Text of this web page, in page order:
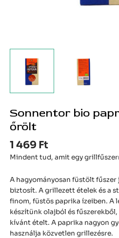
Sonnentor bio
őrölt
1 469 Ft
Mindent tud, amit egy
A hagyományosan füstölt
biztosít. A grillezett ételek és a
finom, füstös paprika ízeiben. A
készítünk olajból és
kívánt ételt. A paprika nagyon
használja közvetlen grillezésre.